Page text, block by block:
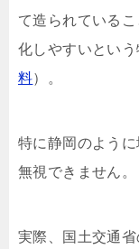
て造られている
化しやすいとい
料）。
特に静岡のよう
無視できません。
実際、国土交通省